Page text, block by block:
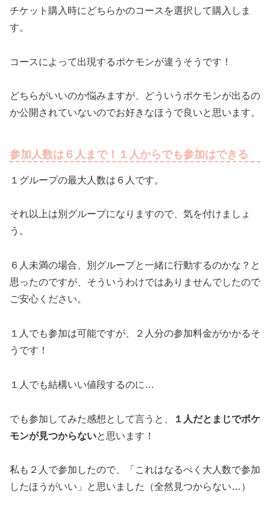
チケット購入時にどちらかのコースを選択して購入しま
す。
コースによって出現するポケモンが違うそうです！
どちらがいいのか悩みますが、どういうポケモンが出るの
か公開されていないのでお好きなほうで良いと思います。
参加人数は６人まで！１人からでも参加はできる
１グループの最大人数は６人です。
それ以上は別グループになりますので、気を付けましょ
う。
６人未満の場合、別グループと一緒に行動するのかな？と
思ったのですが、そういうわけではありませんでしたので
ご安心ください。
１人でも参加は可能ですが、２人分の参加料金がかかるそ
うです！
１人でも結構いい値段するのに…
でも参加してみた感想として言うと、
１人だとまじでポケ
モンが見つからないと思います！
私も２人で参加したので、「これはなるべく大人数で参加
したほうがいい」と思いました（全然見つからない…）